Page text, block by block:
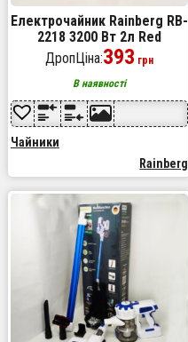
Електрочайник Rainberg RB-
2218 3200 Вт 2л Red
ДропЦіна:393 грн
В наявності
Чайники
Rainberg